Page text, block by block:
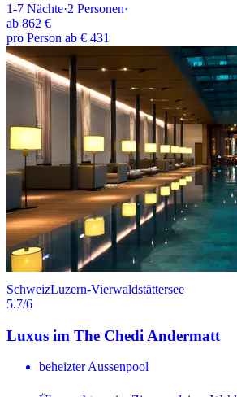
1-7 Nächte·2 Personen·
ab 862 €
pro Person ab € 431
SchweizLuzern-Vierwaldstättersee
5.7/6
Luxus im The Chedi Andermatt
beheizter Aussenpool